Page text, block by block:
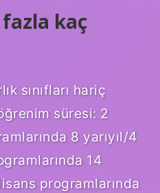
kaç
sınıfları hariç
süresi: 2
8 yarıyıl/4
14
programlarında